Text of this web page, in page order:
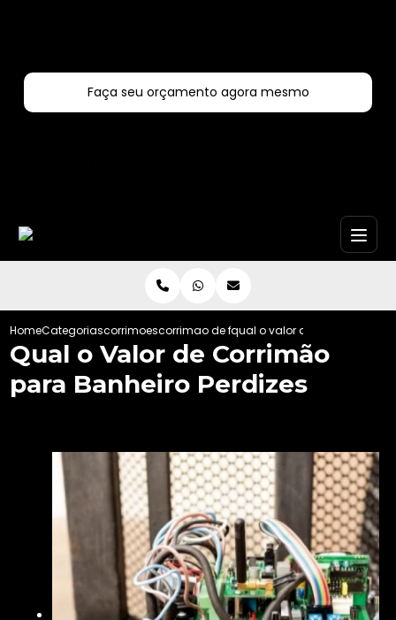
Faça seu orçamento agora mesmo
HomeCategoriascorrimoescorrimao de ferroqual o valor de corrimao
Qual o Valor de Corrimão
para Banheiro Perdizes